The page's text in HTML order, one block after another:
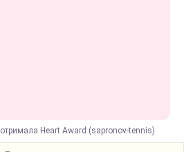
Heart Аward (sapronov-tennis)